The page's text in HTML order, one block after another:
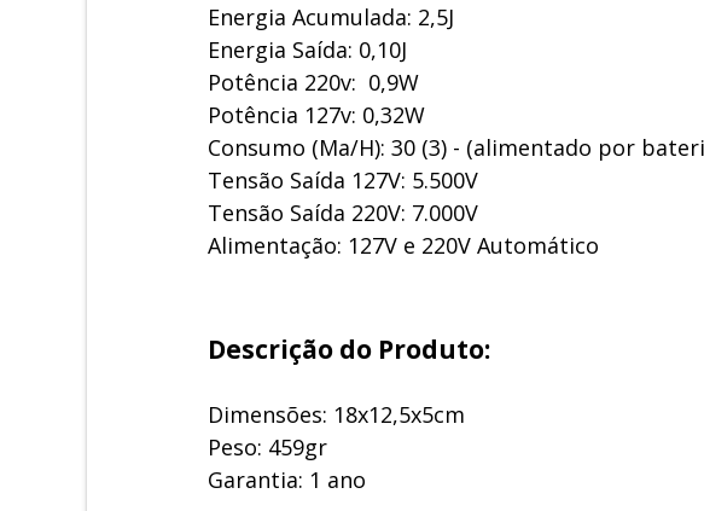
Energia Acumulada: 2,5J
Energia Saída: 0,10J
Potência 220v: 0,9W
Potência 127v: 0,32W
Consumo (Ma/H): 30 (3) - (alimentado por
Tensão Saída 127V: 5.500V
Tensão Saída 220V: 7.000V
Alimentação: 127V e 220V Automático
Descrição do Produto:
Dimensões: 18x12,5x5cm
Peso: 459gr
Garantia: 1 ano